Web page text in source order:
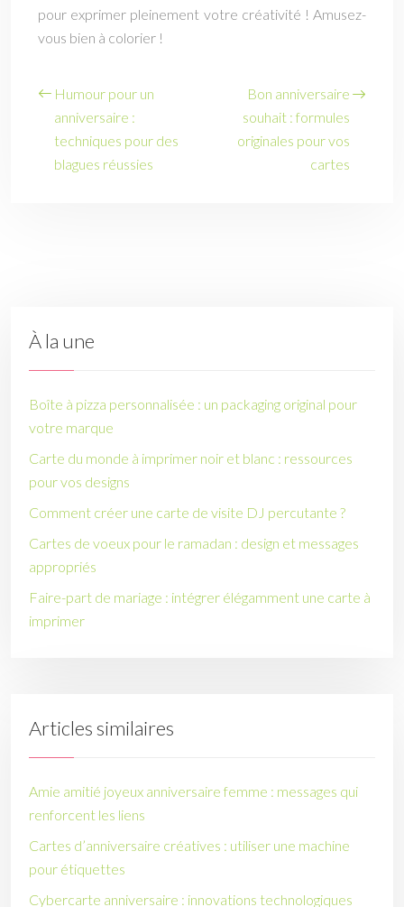
pour exprimer pleinement votre créativité ! Amusez-
vous bien à colorier !
Humour pour un
anniversaire :
techniques pour des
blagues réussies
Bon anniversaire
souhait : formules
originales pour vos
cartes
À la une
Boîte à pizza personnalisée : un packaging original pour
votre marque
Carte du monde à imprimer noir et blanc : ressources
pour vos designs
Comment créer une carte de visite DJ percutante ?
Cartes de voeux pour le ramadan : design et messages
appropriés
Faire-part de mariage : intégrer élégamment une carte à
imprimer
Articles similaires
Amie amitié joyeux anniversaire femme : messages qui
renforcent les liens
Cartes d’anniversaire créatives : utiliser une machine
pour étiquettes
Cybercarte anniversaire : innovations technologiques